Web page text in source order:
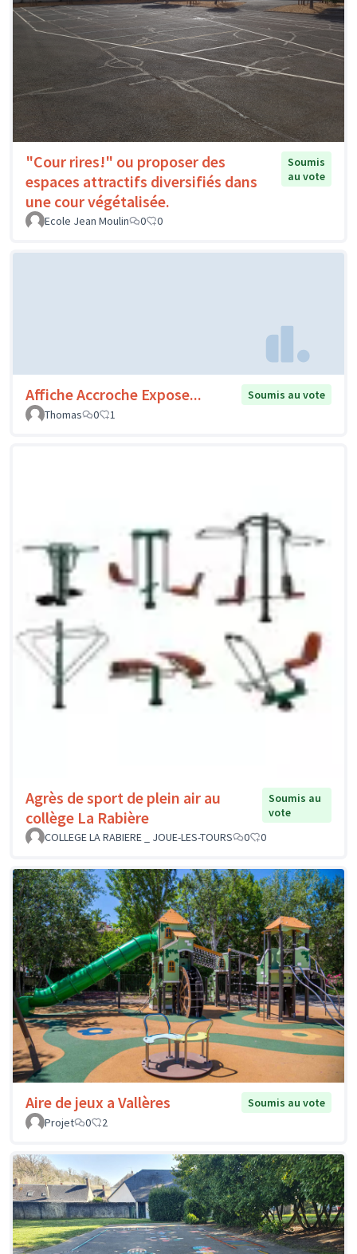
"Cour rires!" ou proposer des
espaces attractifs diversifiés dans
une cour végétalisée.
Soumis
au vote
Ecole Jean Moulin 0 0
Affiche Accroche Expose...
Soumis au vote
Thomas
0 1
Agrès de sport de plein air au
collège La Rabière
Soumis au
vote
COLLEGE LA RABIERE _ JOUE-LES-TOURS
0 0
Aire de jeux a Vallères
Soumis au vote
Projet
0 2